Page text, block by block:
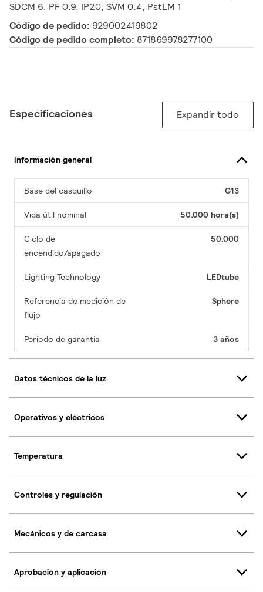
SDCM 6, PF 0.9, IP20, SVM 0.4, PstLM 1
Código de pedido: 929002419802
Código de pedido completo: 871869978277100
Especificaciones Expandir todo
Información general
Base del casquillo G13
Vida útil nominal 50.000 hora(s)
Ciclo de
encendido/apagado
50.000
Lighting Technology LEDtube
Referencia de medición de
flujo
Sphere
Período de garantía 3 años
Datos técnicos de la luz
Operativos y eléctricos
Temperatura
Controles y regulación
Mecánicos y de carcasa
Aprobación y aplicación